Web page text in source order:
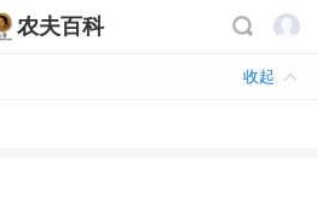
农夫百科
收起